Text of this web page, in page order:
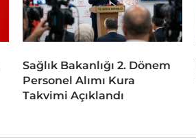
Sağlık Bakanlığı 2. Dönem
Personel Alımı Kura
Takvimi Açıklandı